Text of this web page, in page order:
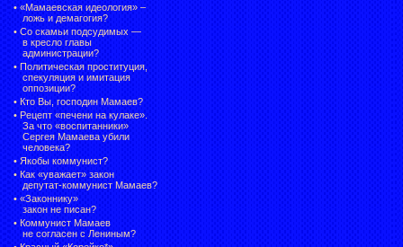
• «Мамаевская идеология» –
ложь и демагогия?
• Со скамьи подсудимых —
в кресло главы
администрации?
• Политическая проституция,
спекуляция и имитация
оппозиции?
• Кто Вы, господин Мамаев?
• Рецепт «печени на кулаке».
За что «воспитанники»
Сергея Мамаева убили
человека?
• Якобы коммунист?
• Как «уважает» закон
депутат-коммунист Мамаев?
• «Законнику»
закон не писан?
• Коммунист Мамаев
не согласен с Лениным?